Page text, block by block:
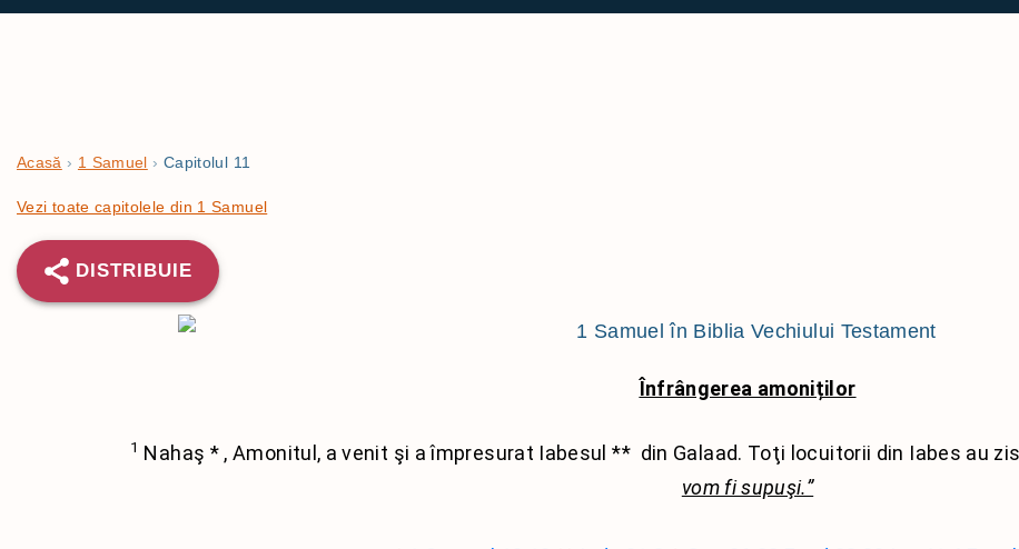
1 Imparati
Psalmii
Eclesiastul
Filipeni
1 Petru
Acasă › 1 Samuel › Capitolul 11
Vezi toate capitolele din 1 Samuel
DISTRIBUIE
Înfrângerea amoniților
1 Nahaş *, Amonitul, a venit şi a împresurat Iabesul**din Galaad. Toţi locuitorii din Iabes au
vom fi supuşi.”